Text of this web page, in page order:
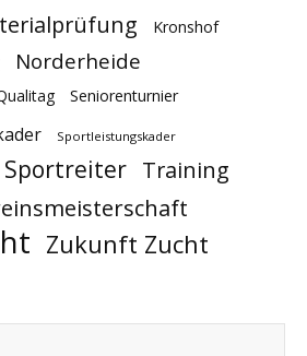
Kronshof
Norderheide
Seniorenturnier
Sportleistungskader
Sportreiter Training
Zukunft Zucht